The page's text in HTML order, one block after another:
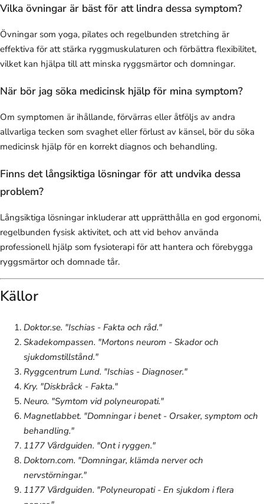
Vilka övningar är bäst för att lindra dessa symptom?
Övningar som yoga, pilates och regelbunden stretching är
effektiva för att stärka ryggmuskulaturen och förbättra flexibilitet,
vilket kan hjälpa till att minska ryggsmärtor och domningar.
När bör jag söka medicinsk hjälp för mina symptom?
Om symptomen är ihållande, förvärras eller åtföljs av andra
allvarliga tecken som svaghet eller förlust av känsel, bör du söka
medicinsk hjälp för en korrekt diagnos och behandling.
Finns det långsiktiga lösningar för att undvika dessa
problem?
Långsiktiga lösningar inkluderar att upprätthålla en god ergonomi,
regelbunden fysisk aktivitet, och att vid behov använda
professionell hjälp som fysioterapi för att hantera och förebygga
ryggsmärtor och domnade tår.
Källor
Doktor.se. "Ischias - Fakta och råd."
Skadekompassen. "Mortons neurom - Skador och
sjukdomstillstånd."
Ryggcentrum Lund. "Ischias - Diagnoser."
Kry. "Diskbråck - Fakta."
Neuro. "Symtom vid polyneuropati."
Magnetlabbet. "Domningar i benet - Orsaker, symptom och
behandling."
1177 Vårdguiden. "Ont i ryggen."
Doktorn.com. "Domningar, klämda nerver och
nervstörningar."
1177 Vårdguiden. "Polyneuropati - En sjukdom i flera